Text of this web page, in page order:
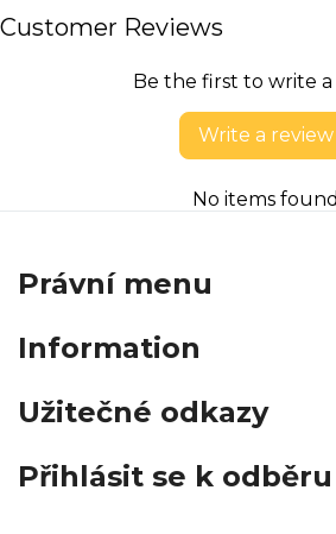
Customer Reviews
Be the first to write
Write a review
No items found
Právní menu
Information
Užitečné odkazy
Přihlásit se k